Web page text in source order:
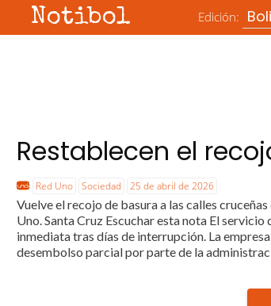
Notibol Edición:
Restablecen el
Red Uno Sociedad 25 de abril de 2026
Vuelve el recojo de basura a las calles
Uno. Santa Cruz Escuchar esta nota El
inmediata tras días de interrupción. La
desembolso parcial por parte de la